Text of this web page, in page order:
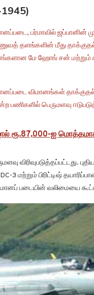
பர்மாவில் ஜப்பானின்
தளங்களின் மீது
மே ஹோங் சன் மற்றும்
விமானங்கள்
பணிகளில் பெருமளவு
ரூ.87,000-ஐ
3 மற்றும் பிரிட்டிஷ்
படையின் வலிமையை